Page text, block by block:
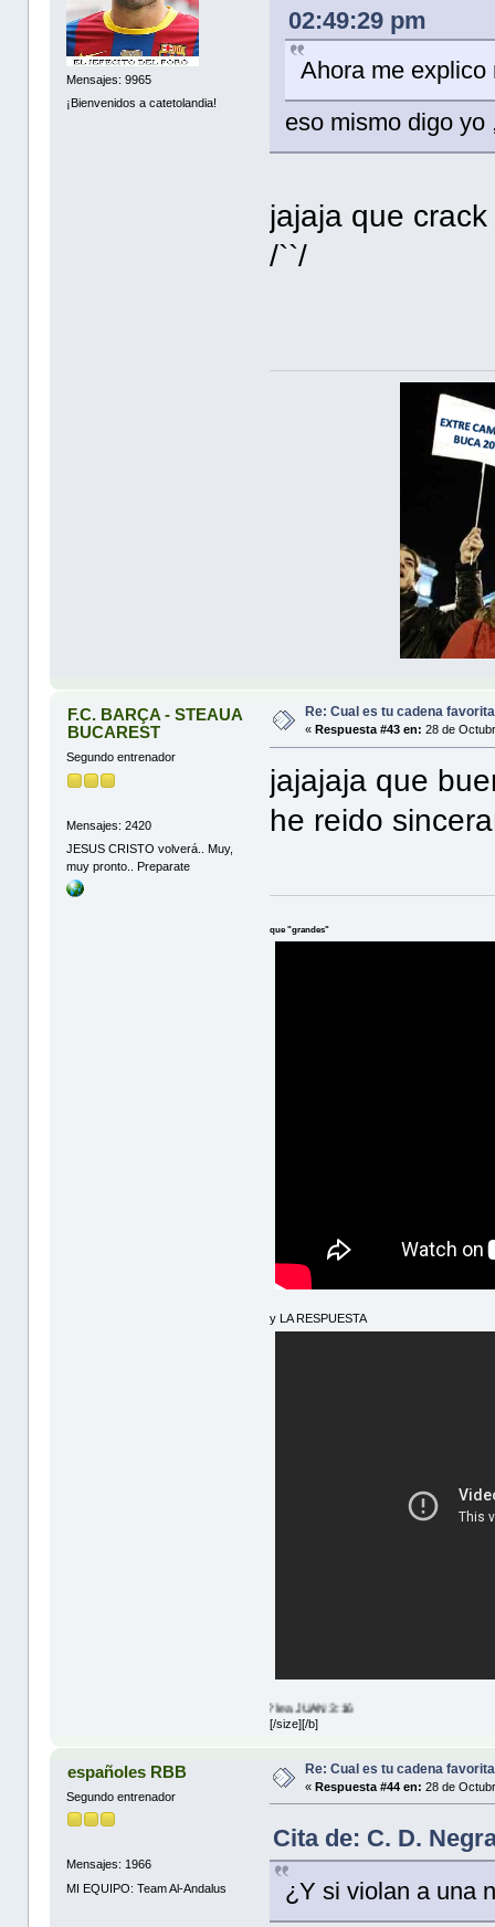
Mensajes: 9965
¡Bienvenidos a catetolandia!
02:49:29 pm
Ahora me
eso mismo digo
jajaja que
/``/
F.C. BARÇA - STEAUA
BUCAREST
Segundo entrenador
Mensajes: 2420
JESUS CRISTO volverá.. Muy,
muy pronto.. Preparate
Re: Cual es tu cadena
« Respuesta #43 en: 28 de
jajajaja que
he reido
que "grandes"
y LA RESPUESTA
te Quiere, entonces que esperas? lea JUAN 3:16
[/size][/b]
españoles RBB
Segundo entrenador
Mensajes: 1966
MI EQUIPO: Team Al-Andalus
Re: Cual es tu cadena
«Respuesta #44 en: 28 de
Cita de: C. D.
¿Y si violan a una